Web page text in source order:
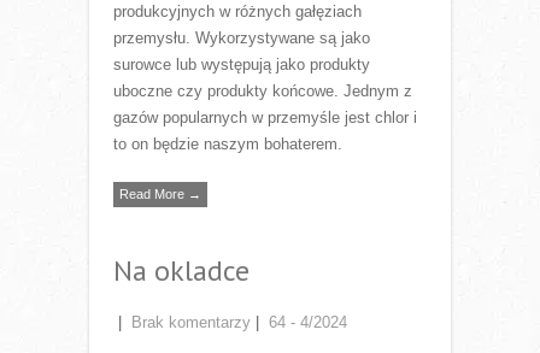
produkcyjnych w różnych gałęziach
przemysłu. Wykorzystywane są jako
surowce lub występują jako produkty
uboczne czy produkty końcowe. Jednym z
gazów popularnych w przemyśle jest chlor i
to on będzie naszym bohaterem.
Read More →
Na okladce
Brak komentarzy 64 - 4/2024